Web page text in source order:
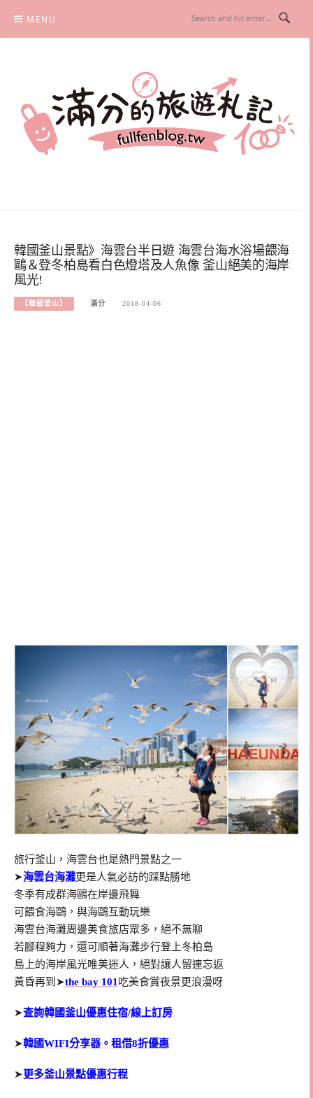
content
MENU
韓國釜山景點》海雲台半日遊 海雲台海水浴場餵海
鷗＆登冬柏島看白色燈塔及人魚像 釜山絕美的海岸
風光!
【韓國釜山】 滿分 2018-04-06
旅行釜山，海雲台也是熱門景點之一
➤海雲台海灘更是人氣必訪的踩點勝地
冬季有成群海鷗在岸邊飛舞
可餵食海鷗，與海鷗互動玩樂
海雲台海灘周邊美食旅店眾多，絕不無聊
若腳程夠力，還可順著海灘步行登上冬柏島
島上的海岸風光唯美迷人，絕對讓人留連忘返
黃昏再到➤the bay 101吃美食賞夜景更浪漫呀
➤查詢韓國釜山優惠住宿/線上訂房
➤韓國WIFI分享器。租借8折優惠
➤更多釜山景點優惠行程